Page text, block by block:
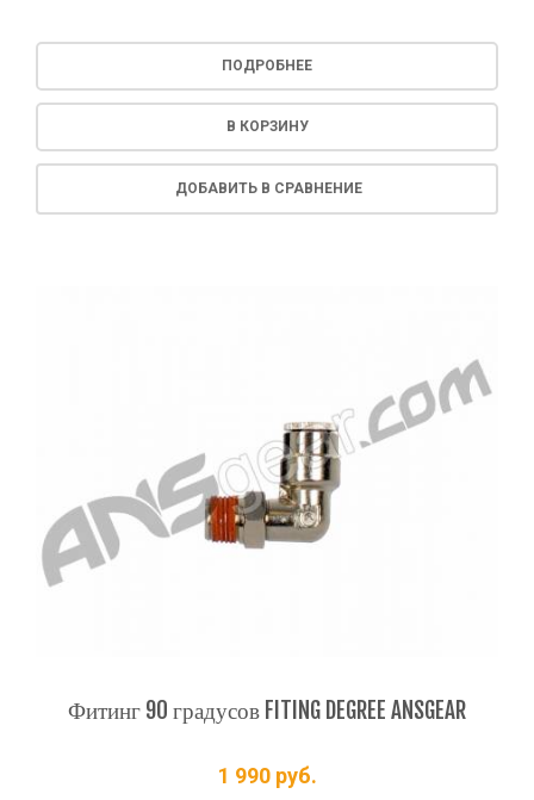
ПОДРОБНЕЕ
В КОРЗИНУ
ДОБАВИТЬ В СРАВНЕНИЕ
Фитинг 90 градусов FITING DEGREE ANSGEAR
1 990руб.